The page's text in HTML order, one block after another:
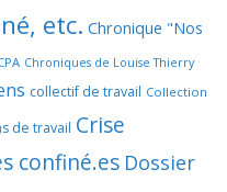
etc. Chronique "Nos
Chroniques de Louise Thierry
collectif de travail Collection
de travail Crise
confiné.es Dossier